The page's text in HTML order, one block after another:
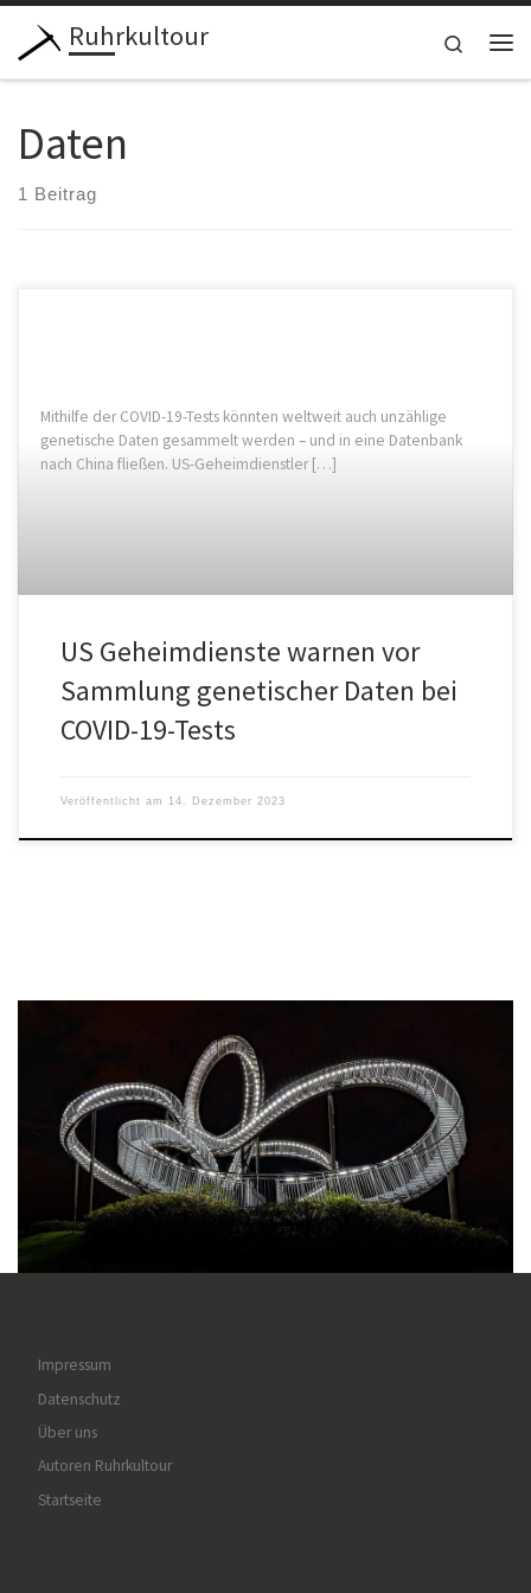
Zum Inhalt springen
Ruhrkultour
Search
Daten
1 Beitrag
Mithilfe der COVID-19-Tests könnten weltweit auch unzählige
genetische Daten gesammelt werden – und in eine Datenbank
nach China fließen. US-Geheimdienstler […]
US Geheimdienste warnen vor
Sammlung genetischer Daten bei
COVID-19-Tests
Veröffentlicht am 14. Dezember 2023
Impressum
Datenschutz
Über uns
Autoren Ruhrkultour
Startseite